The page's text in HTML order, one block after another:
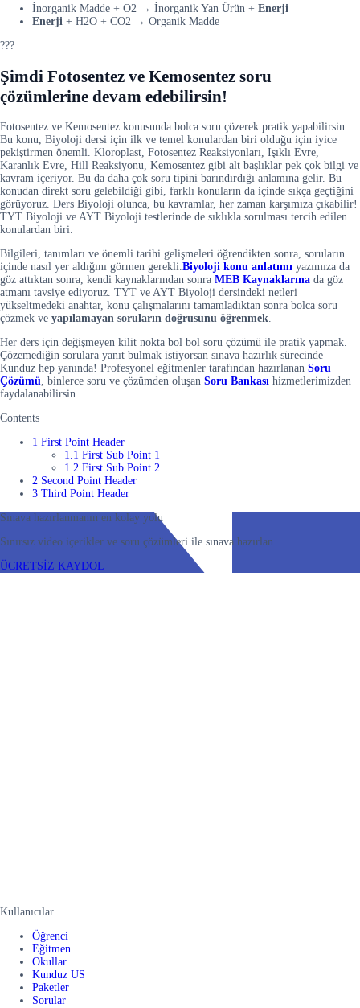
İnorganik Madde + O2 → İnorganik Yan Ürün + Enerji
Enerji + H2O + CO2 → Organik Madde
???
Şimdi Fotosentez ve Kemosentez soru
çözümlerine devam edebilirsin!
Fotosentez ve Kemosentez konusunda bolca soru çözerek pratik yapabilirsin.
Bu konu, Biyoloji dersi için ilk ve temel konulardan biri olduğu için iyice
pekiştirmen önemli. Kloroplast, Fotosentez Reaksiyonları, Işıklı Evre,
Karanlık Evre, Hill Reaksiyonu, Kemosentez gibi alt başlıklar pek çok bilgi ve
kavram içeriyor. Bu da daha çok soru tipini barındırdığı anlamına gelir. Bu
konudan direkt soru gelebildiği gibi, farklı konuların da içinde sıkça geçtiğini
görüyoruz. Ders Biyoloji olunca, bu kavramlar, her zaman karşımıza çıkabilir!
TYT Biyoloji ve AYT Biyoloji testlerinde de sıklıkla sorulması tercih edilen
konulardan biri.
Bilgileri, tanımları ve önemli tarihi gelişmeleri öğrendikten sonra, soruların
içinde nasıl yer aldığını görmen gerekli.Biyoloji konu anlatımı yazımıza da
göz attıktan sonra, kendi kaynaklarından sonra MEB Kaynaklarına da göz
atmanı tavsiye ediyoruz. TYT ve AYT Biyoloji dersindeki netleri
yükseltmedeki anahtar, konu çalışmalarını tamamladıktan sonra bolca soru
çözmek ve yapılamayan soruların doğrusunu öğrenmek.
Her ders için değişmeyen kilit nokta bol bol soru çözümü ile pratik yapmak.
Çözemediğin sorulara yanıt bulmak istiyorsan sınava hazırlık sürecinde
Kunduz hep yanında! Profesyonel eğitmenler tarafından hazırlanan Soru
Çözümü, binlerce soru ve çözümden oluşan Soru Bankası hizmetlerimizden
faydalanabilirsin.
Contents
1 First Point Header
1.1 First Sub Point 1
1.2 First Sub Point 2
2 Second Point Header
3 Third Point Header
Sınava hazırlanmanın en kolay yolu
Sınırsız video içerikler ve soru çözümleri ile sınava hazırlan
ÜCRETSİZ KAYDOL
Kullanıcılar
Öğrenci
Eğitmen
Okullar
Kunduz US
Paketler
Sorular